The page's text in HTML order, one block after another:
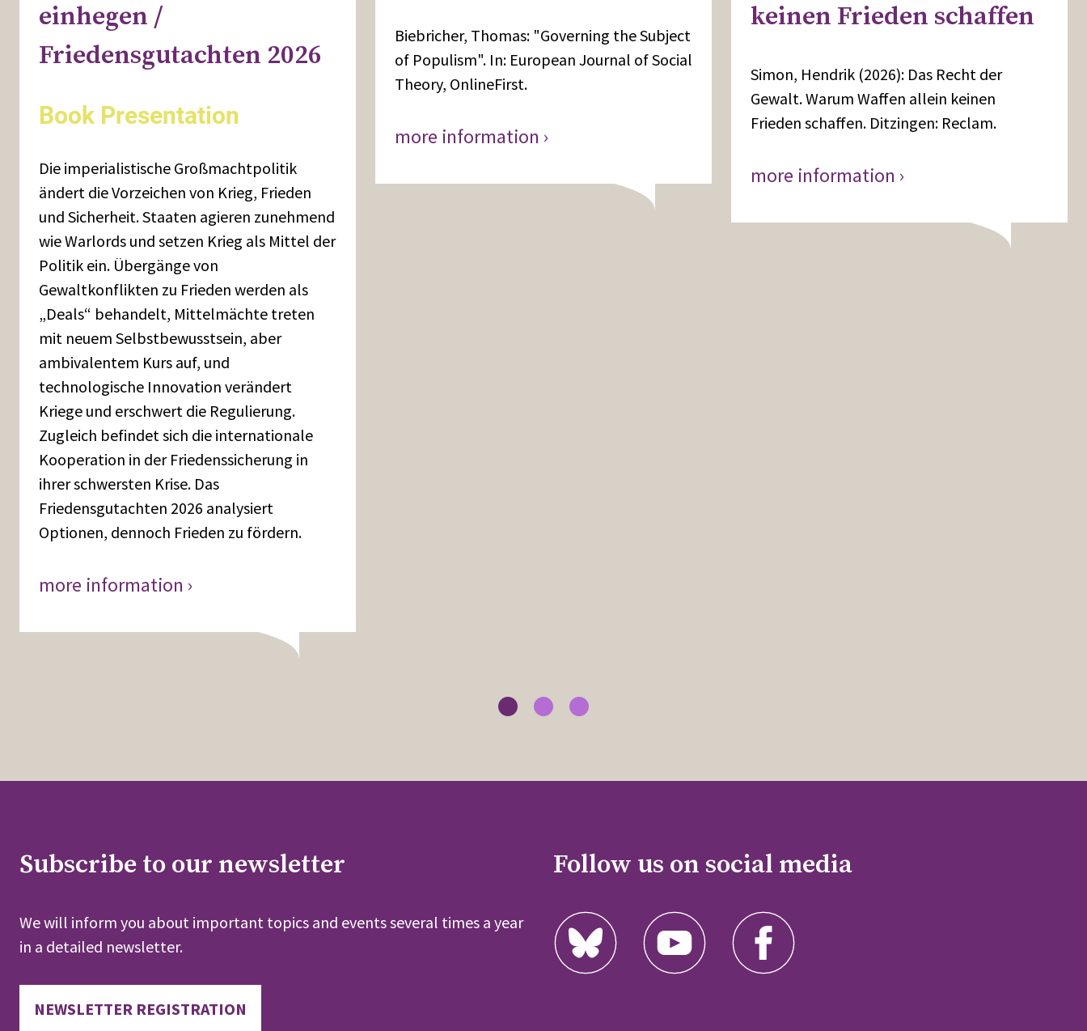
einhegen /
Friedensgutachten 2026
Book Presentation
Die imperialistische Großmachtpolitik
ändert die Vorzeichen von Krieg, Frieden
und Sicherheit. Staaten agieren zunehmend
wie Warlords und setzen Krieg als Mittel der
Politik ein. Übergänge von
Gewaltkonflikten zu Frieden werden als
„Deals“ behandelt, Mittelmächte treten
mit neuem Selbstbewusstsein, aber
ambivalentem Kurs auf, und
technologische Innovation verändert
Kriege und erschwert die Regulierung.
Zugleich befindet sich die internationale
Kooperation in der Friedenssicherung in
ihrer schwersten Krise. Das
Friedensgutachten 2026 analysiert
Optionen, dennoch Frieden zu fördern.
more information ›
Biebricher, Thomas: "Governing the Subject
of Populism". In: European Journal of Social
Theory, OnlineFirst.
more information ›
keinen Frieden schaffen
Simon, Hendrik (2026): Das Recht der
Gewalt. Warum Waffen allein keinen
Frieden schaffen. Ditzingen: Reclam.
more information ›
Subscribe to our newsletter
We will inform you about important topics and events several times a year
in a detailed newsletter.
NEWSLETTER REGISTRATION
Follow us on social media